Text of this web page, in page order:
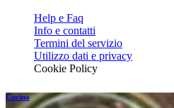
Help e Faq
Info e contatti
Termini del servizio
Utilizzo dati e privacy
Cookie Policy
Cucina